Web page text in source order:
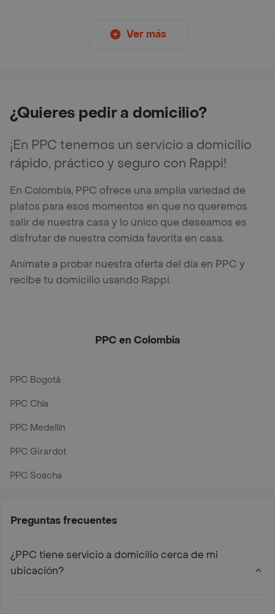
Ver más
¿Quieres pedir a domicilio?
¡En PPC tenemos un servicio a domicilio
rápido, práctico y seguro con Rappi!
En Colombia, PPC ofrece una amplia variedad de
platos para esos momentos en que no queremos
salir de nuestra casa y lo único que deseamos es
disfrutar de nuestra comida favorita en casa.
Anímate a probar nuestra oferta del día en PPC y
recibe tu domicilio usando Rappi.
PPC en Colombia
PPC Bogotá
PPC Chía
PPC Medellín
PPC Girardot
PPC Soacha
Preguntas frecuentes
¿PPC tiene servicio a domicilio cerca de mi
ubicación?